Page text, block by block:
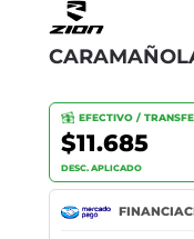
EFECTIVO /
$11.685
DESC. APLICADO